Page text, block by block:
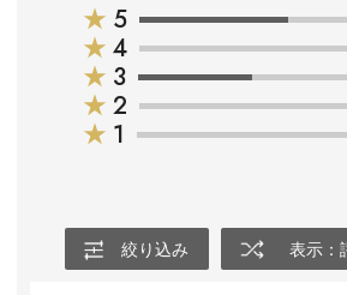
★ 5
★ 4
★ 3
★ 2
★ 1
絞り込み 表示：